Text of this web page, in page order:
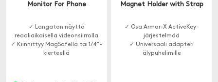
Monitor For Phone
✓ Langaton näyttö
reaaliaikaisella videonsiirrolla
✓ Kiinnittyy MagSafella tai 1/4"-
kierteellä
Magnet Holder with Strap
✓ Osa Armor-X ActiveKey-
järjestelmää
✓ Universaali adapteri
älypuhelimille